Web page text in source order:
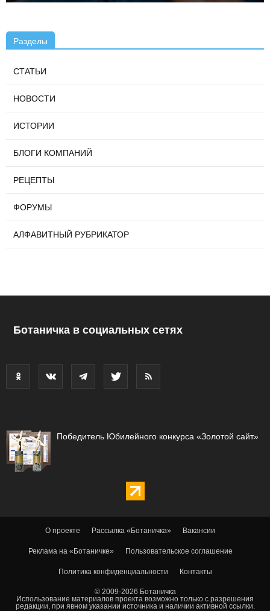
Разделы
СТАТЬИ
НОВОСТИ
ИСТОРИИ
БЛОГИ КОМПАНИЙ
РЕЦЕПТЫ
ФОРУМЫ
АЛФАВИТНЫЙ РУБРИКАТОР
Ботаничка в социальных сетях
Победитель Юбилейного конкурса «Золотой сайт»
О проекте Рассылка «Ботаничка» Вакансии
Реклама на «Ботаничке» Пользовательское соглашение
Политика конфиденциальности Контакты
© 2009-2026 Ботаничка
Использование материалов проекта возможно только с разрешения
редакции, при явном указании источника и наличии активной ссылки.